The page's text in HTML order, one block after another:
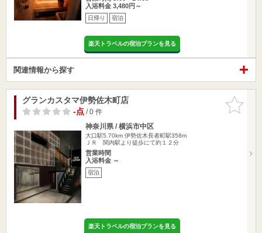
入浴料金 3,480円～
日帰り 宿泊
楽天トラベルの宿泊プランを見る
関連情報から探す
お気に入
りに追加
グランカスタマ伊勢佐木町店
-点/ 0 件
神奈川県 / 横浜市中区
大口駅5.70km 伊勢佐木長者町駅358m
ＪＲ 関内駅より徒歩にて約１２分
営業時間
入浴料金 ～
宿泊
楽天トラベルの宿泊プランを見る